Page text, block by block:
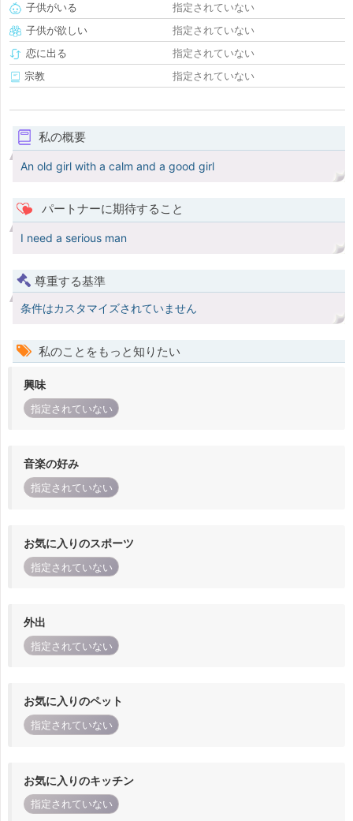
子供がいる
指定されていない
子供が欲しい
指定されていない
恋に出る
指定されていない
宗教
指定されていない
私の概要
An old girl with a calm and a good girl
パートナーに期待すること
I need a serious man
尊重する基準
条件はカスタマイズされていません
私のことをもっと知りたい
興味
指定されていない
音楽の好み
指定されていない
お気に入りのスポーツ
指定されていない
外出
指定されていない
お気に入りのペット
指定されていない
お気に入りのキッチン
指定されていない